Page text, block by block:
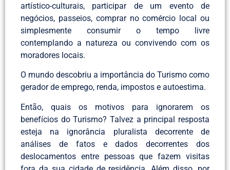
artístico-culturais, participar de um evento de
negócios, passeios, comprar no comércio local ou
simplesmente consumir o tempo livre
contemplando a natureza ou convivendo com os
moradores locais.
O mundo descobriu a importância do Turismo como
gerador de emprego, renda, impostos e autoestima.
Então, quais os motivos para ignorarem os
benefícios do Turismo? Talvez a principal resposta
esteja na ignorância pluralista decorrente de
análises de fatos e dados decorrentes dos
deslocamentos entre pessoas que fazem visitas